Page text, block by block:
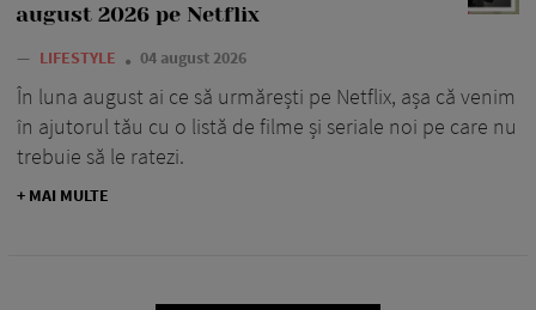
august 2026 pe Netflix
— LIFESTYLE 04 august 2026
În luna august ai ce să urmărești pe Netflix, așa că venim
în ajutorul tău cu o listă de filme și seriale noi pe care nu
trebuie să le ratezi.
+ MAI MULTE